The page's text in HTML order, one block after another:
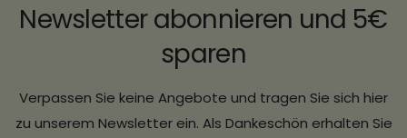
Newsletter abonnieren und 5€
sparen
Verpassen Sie keine Angebote und tragen Sie sich hier
zu unserem Newsletter ein. Als Dankeschön erhalten Sie